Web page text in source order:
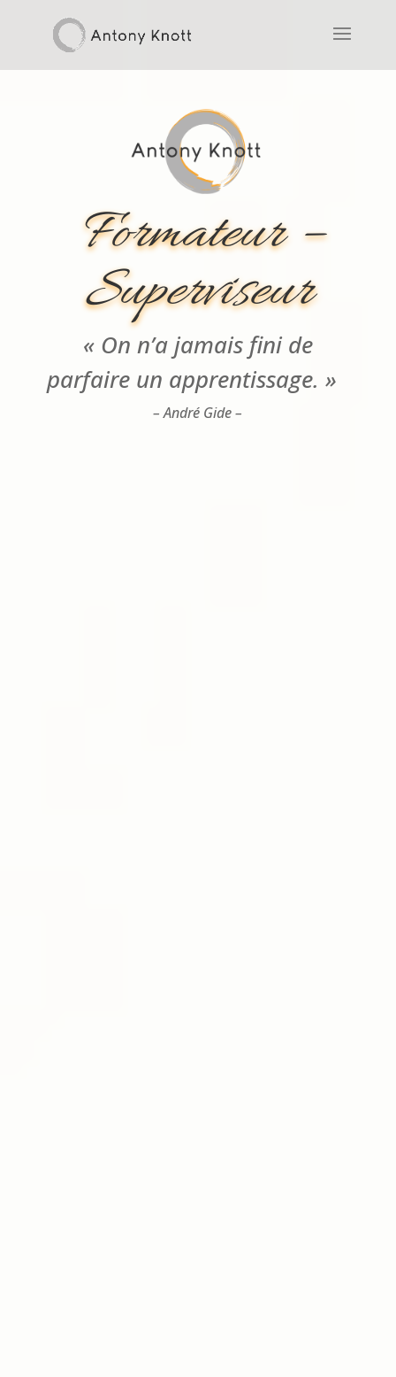
Formateur –
Superviseur
« On n’a jamais fini de
parfaire un apprentissage. »
– André Gide –